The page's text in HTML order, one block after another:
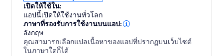
เปิดให้ใช้ใน:
แอปนี้เปิดให้ใช้งานทั่วโลก
ภาษาที่รองรับการใช้งานบนแอป:
อังกฤษ
คุณสามารถเลือกแปลเนื้อหาของแอปที่ปรากฏบนเว็บไซต์
ในภาษาใดก็ได้